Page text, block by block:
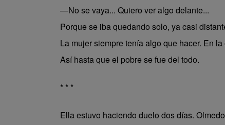
—No se vaya... Quiero ver algo delante...
Porque se iba quedando solo, ya casi
La mujer siempre tenía algo que hacer. En
Así hasta que el pobre se fue del todo.
* * *
Ella estuvo haciendo duelo dos días.